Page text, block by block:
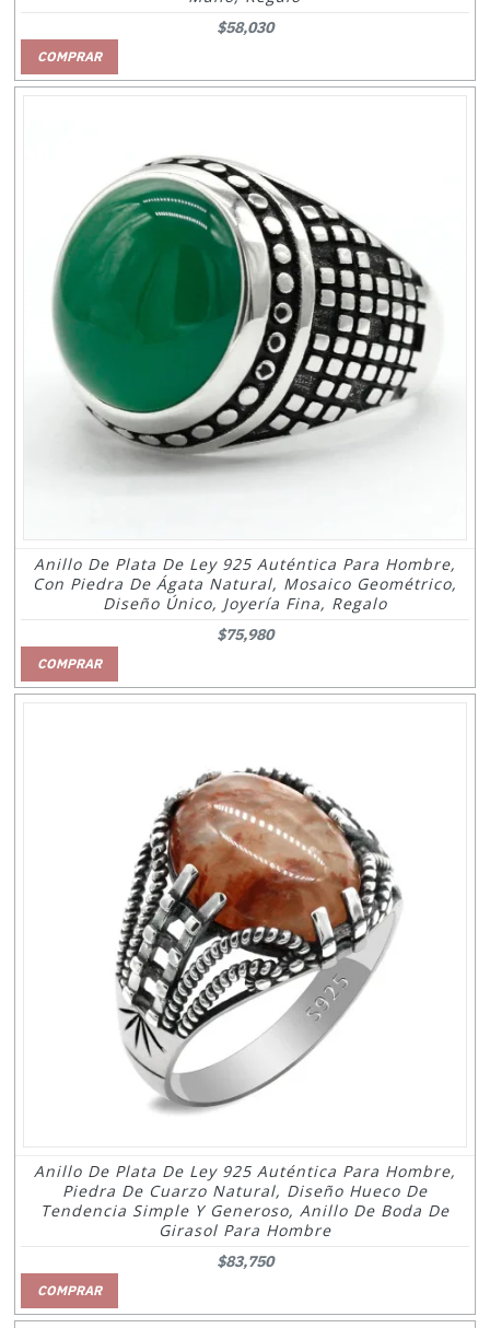
$58,030
COMPRAR
Anillo De Plata De Ley 925 Auténtica Para Hombre,
Con Piedra De Ágata Natural, Mosaico Geométrico,
Diseño Único, Joyería Fina, Regalo
$75,980
COMPRAR
Anillo De Plata De Ley 925 Auténtica Para Hombre,
Piedra De Cuarzo Natural, Diseño Hueco De
Tendencia Simple Y Generoso, Anillo De Boda De
Girasol Para Hombre
$83,750
COMPRAR